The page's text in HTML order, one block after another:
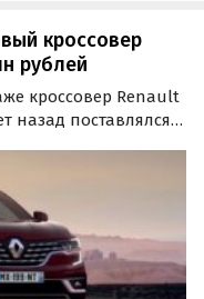
кроссовер
рублей
кроссовер Renault
назад поставлялся